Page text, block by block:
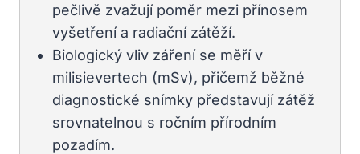
pečlivě zvažují poměr mezi přínosem
vyšetření a radiační zátěží.
Biologický vliv záření se měří v
milisievertech (mSv), přičemž běžné
diagnostické snímky představují zátěž
srovnatelnou s ročním přírodním
pozadím.